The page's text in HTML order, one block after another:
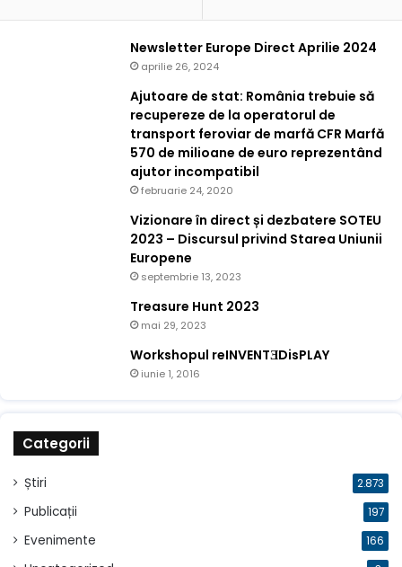
Newsletter Europe Direct Aprilie 2024
aprilie 26, 2024
Ajutoare de stat: România trebuie să
recupereze de la operatorul de
transport feroviar de marfă CFR Marfă
570 de milioane de euro reprezentând
ajutor incompatibil
februarie 24, 2020
Vizionare în direct și dezbatere SOTEU
2023 – Discursul privind Starea Uniunii
Europene
septembrie 13, 2023
Treasure Hunt 2023
mai 29, 2023
Workshopul reINVENTƎDisPLAY
iunie 1, 2016
Categorii
Știri 2.873
Publicații 197
Evenimente 166